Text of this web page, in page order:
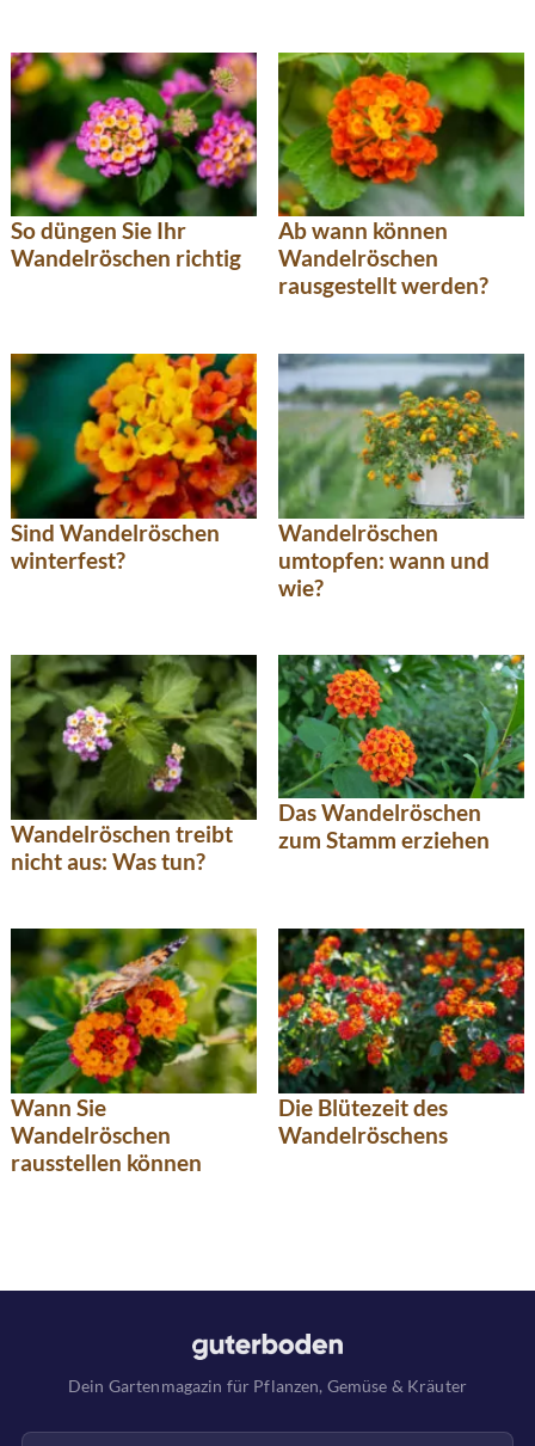
So düngen Sie Ihr
Wandelröschen richtig
Ab wann können
Wandelröschen
rausgestellt werden?
Sind Wandelröschen
winterfest?
Wandelröschen
umtopfen: wann und
wie?
Wandelröschen treibt
nicht aus: Was tun?
Das Wandelröschen
zum Stamm erziehen
Wann Sie
Wandelröschen
rausstellen können
Die Blütezeit des
Wandelröschens
Dein Gartenmagazin für Pflanzen, Gemüse & Kräuter